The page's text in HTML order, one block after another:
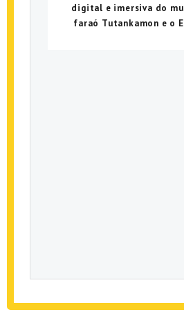
digital e imersiva do
faraó Tutankamon e o